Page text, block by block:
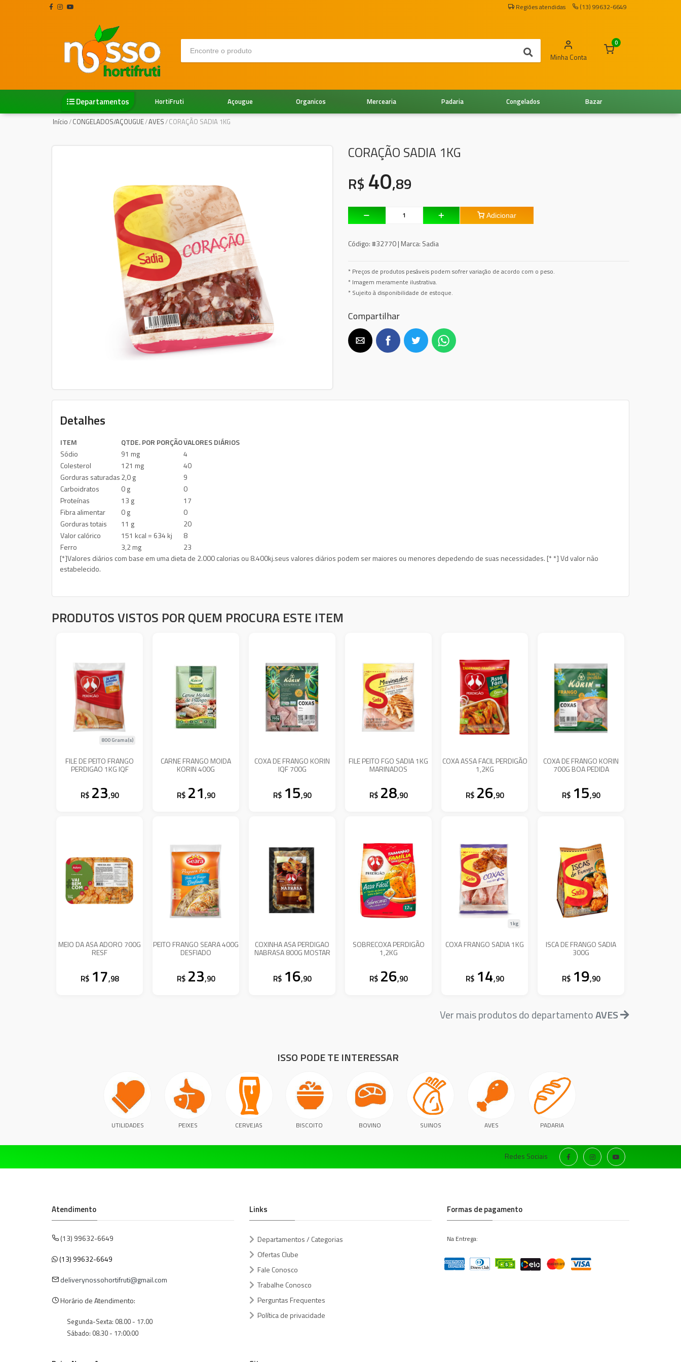
Regiões atendidas (13) 99632-6649
Minha Conta
0
Departamentos Bazar
Congelados
Padaria
Mercearia
Organicos
Açougue
HortiFruti
Início/CONGELADOS/AÇOUGUE/AVES/CORAÇÃO SADIA 1KG
CORAÇÃO SADIA 1KG
R$ 40,89
Adicionar
Código:#32770 | Marca: Sadia
* Preços de produtos pesáveis podem sofrer variação de acordo com o peso.
* Imagem meramente ilustrativa.
* Sujeito à disponibilidade de estoque.
Compartilhar
Detalhes
ITEM QTDE. POR PORÇÃOVALORES DIÁRIOS
Sódio
91 mg
4
Colesterol
121 mg
40
Gorduras saturadas2,0 g
9
Carboidratos
0 g
0
Proteínas
13 g
17
Fibra alimentar
0 g
0
Gorduras totais
11 g
20
Valor calórico
151 kcal = 634 kj
8
Ferro
3,2 mg
23
[*]Valores diários com base em uma dieta de 2.000 calorias ou 8.400kj.seus valores diários podem ser maiores ou menores depedendo de suas necessidades. [* *] Vd valor não
estabelecido.
PRODUTOS VISTOS POR QUEM PROCURA ESTE ITEM
FILE DE PEITO FRANGO
PERDIGAO 1KG IQF
800 Grama(s)
R$ 23,90
CARNE FRANGO MOIDA
KORIN 400G
R$ 21,90
COXA DE FRANGO KORIN
IQF 700G
R$ 15,90
FILE PEITO FGO SADIA 1KG
MARINADOS
R$ 28,90
COXA ASSA FACIL PERDIGÃO
1,2KG
R$ 26,90
COXA DE FRANGO KORIN
700G BOA PEDIDA
R$ 15,90
MEIO DA ASA ADORO 700G
RESF
R$ 17,98
PEITO FRANGO SEARA 400G
DESFIADO
R$ 23,90
COXINHA ASA PERDIGAO
NABRASA 800G MOSTAR
R$ 16,90
SOBRECOXA PERDIGÃO
1,2KG
R$ 26,90
COXA FRANGO SADIA 1KG
1kg
R$ 14,90
ISCA DE FRANGO SADIA
300G
R$ 19,90
Ver mais produtos do departamentoAVES
ISSO PODE TE INTERESSAR
UTILIDADES PEIXES CERVEJAS BISCOITO BOVINO SUINOS AVES PADARIA
Redes Sociais
Atendimento
(13) 99632-6649
(13) 99632-6649
deliverynossohortifruti@gmail.com
Horário de Atendimento:
Segunda-Sexta: 08.00 - 17.00
Sábado: 08.30 - 17:00:00
Links
Departamentos / Categorias
Ofertas Clube
Fale Conosco
Trabalhe Conosco
Perguntas Frequentes
Política de privacidade
Formas de pagamento
Na Entrega: